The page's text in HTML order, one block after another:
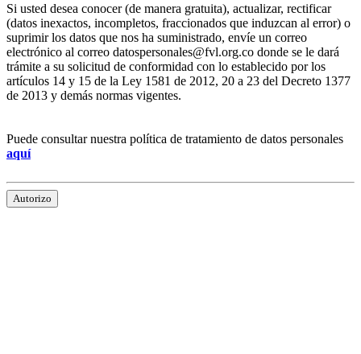
Si usted desea conocer (de manera gratuita), actualizar, rectificar
(datos inexactos, incompletos, fraccionados que induzcan al error) o
suprimir los datos que nos ha suministrado, envíe un correo
electrónico al correo datospersonales@fvl.org.co donde se le dará
trámite a su solicitud de conformidad con lo establecido por los
artículos 14 y 15 de la Ley 1581 de 2012, 20 a 23 del Decreto 1377
de 2013 y demás normas vigentes.
Puede consultar nuestra política de tratamiento de datos personales
aquí
Autorizo